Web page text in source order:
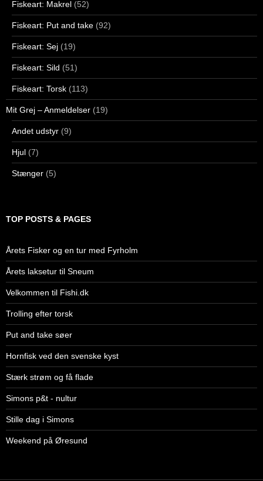
Fiskeart: Makrel (52)
Fiskeart: Put and take (92)
Fiskeart: Sej (19)
Fiskeart: Sild (51)
Fiskeart: Torsk (113)
Mit Grej – Anmeldelser (19)
Andet udstyr (9)
Hjul (7)
Stænger (5)
TOP POSTS & PAGES
Årets Fisker og en tur med Fyrholm
Årets laksetur til Sneum
Velkommen til Fishi.dk
Trolling efter torsk
Put and take søer
Hornfisk ved den svenske kyst
Stærk strøm og få flade
Simons p&t - nultur
Stille dag i Simons
Weekend på Øresund